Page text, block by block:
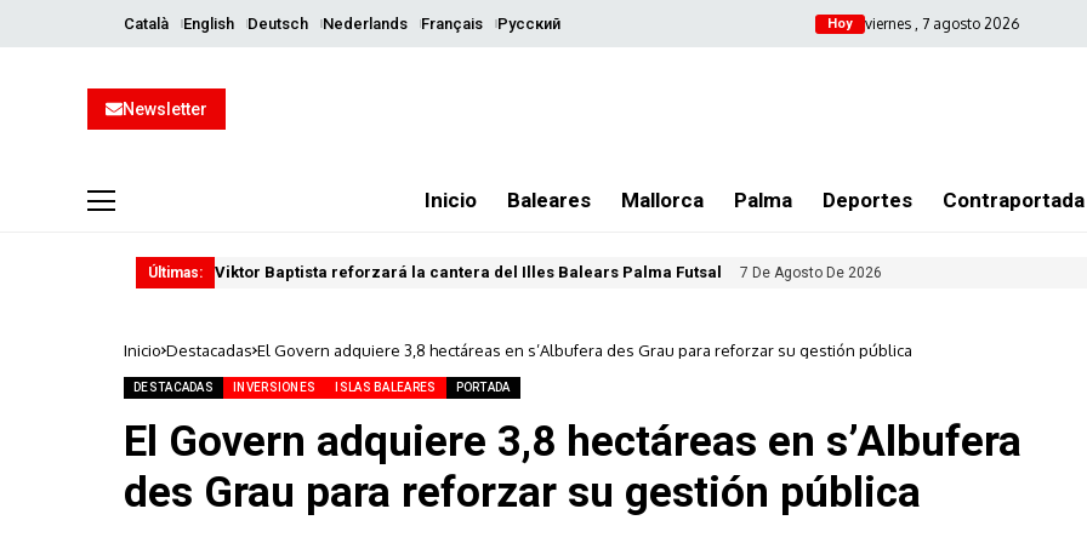
Català English Deutsch Nederlands Français Русский Hoy viernes , 7 agosto 2026
Newsletter
Inicio Baleares Mallorca Palma Deportes Contraportada
Últimas: Viktor Baptista reforzará la cantera del Illes Balears Palma Futsal 7 De Agosto De 2026
Inicio Destacadas El Govern adquiere 3,8 hectáreas en s’Albufera des Grau para reforzar su gestión pública
DESTACADAS INVERSIONES ISLAS BALEARES PORTADA
El Govern adquiere 3,8 hectáreas en s’Albufera
des Grau para reforzar su gestión pública